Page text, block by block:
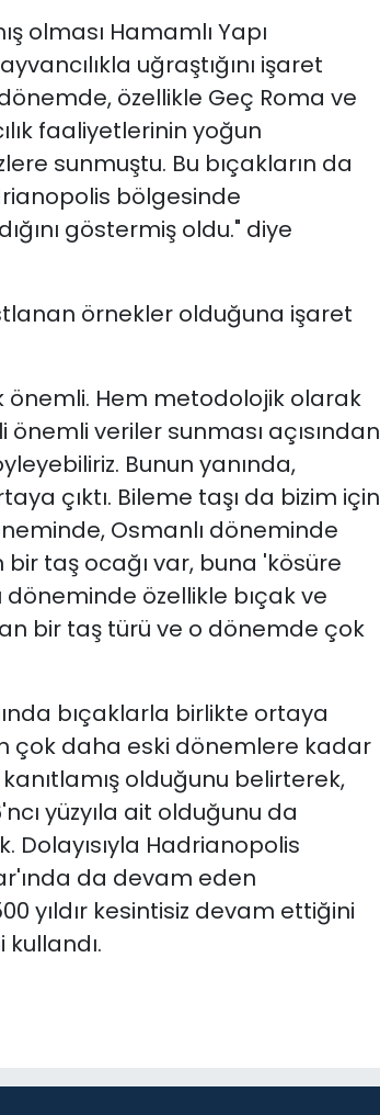
olması Hamamlı Yapı
uğraştığını işaret
özellikle Geç Roma ve
faaliyetlerinin yoğun
sunmuştu. Bu bıçakların da
bölgesinde
göstermiş oldu." diye
örnekler olduğuna işaret
önemli. Hem metodolojik olarak
veriler sunması açısından
Bunun yanında,
çıktı. Bileme taşı da bizim için
Osmanlı döneminde
taş ocağı var, buna 'kösüre
döneminde özellikle bıçak ve
bir taş türü ve o dönemde çok
bıçaklarla birlikte ortaya
çok daha eski dönemlere kadar
olduğunu belirterek,
yüzyıla ait olduğunu da
Hadrianopolis
da devam eden
yıldır kesintisiz devam ettiğini